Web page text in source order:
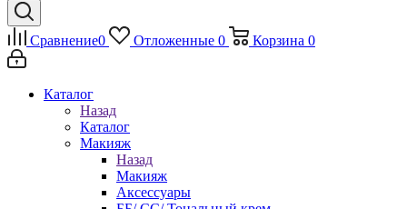
Сравнение0 Отложенные 0 Корзина 0
Каталог
Назад
Каталог
Макияж
Назад
Макияж
Аксессуары